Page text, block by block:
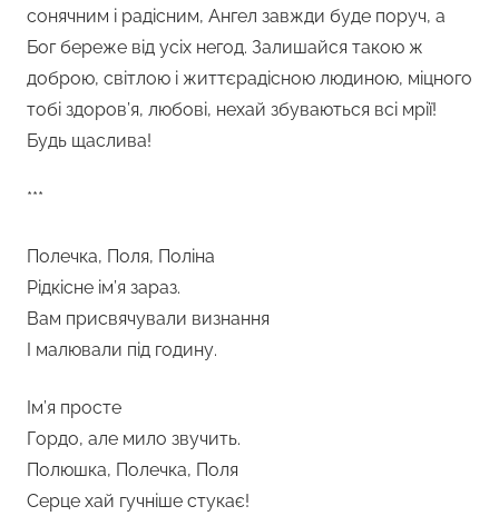
сонячним і радісним, Ангел завжди буде поруч, а
Бог береже від усіх негод. Залишайся такою ж
доброю, світлою і життєрадісною людиною, міцного
тобі здоров’я, любові, нехай збуваються всі мрії!
Будь щаслива!
***
Полечка, Поля, Поліна
Рідкісне ім’я зараз.
Вам присвячували визнання
І малювали під годину.
Ім’я просте
Гордо, але мило звучить.
Полюшка, Полечка, Поля
Серце хай гучніше стукає!